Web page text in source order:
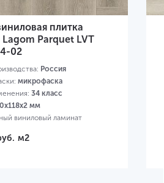
плитка
Parquet LVT
02
Россия
микрофаска
34 класс
мм
виниловый ламинат
м2